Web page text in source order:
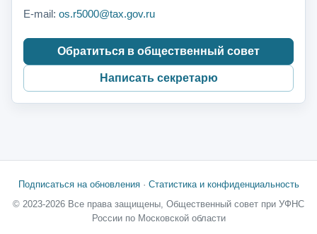
E-mail: os.r5000@tax.gov.ru
Обратиться в общественный совет
Написать секретарю
Подписаться на обновления· Статистика и конфиденциальность
© 2023-2026 Все права защищены, Общественный совет при УФНС
России по Московской области